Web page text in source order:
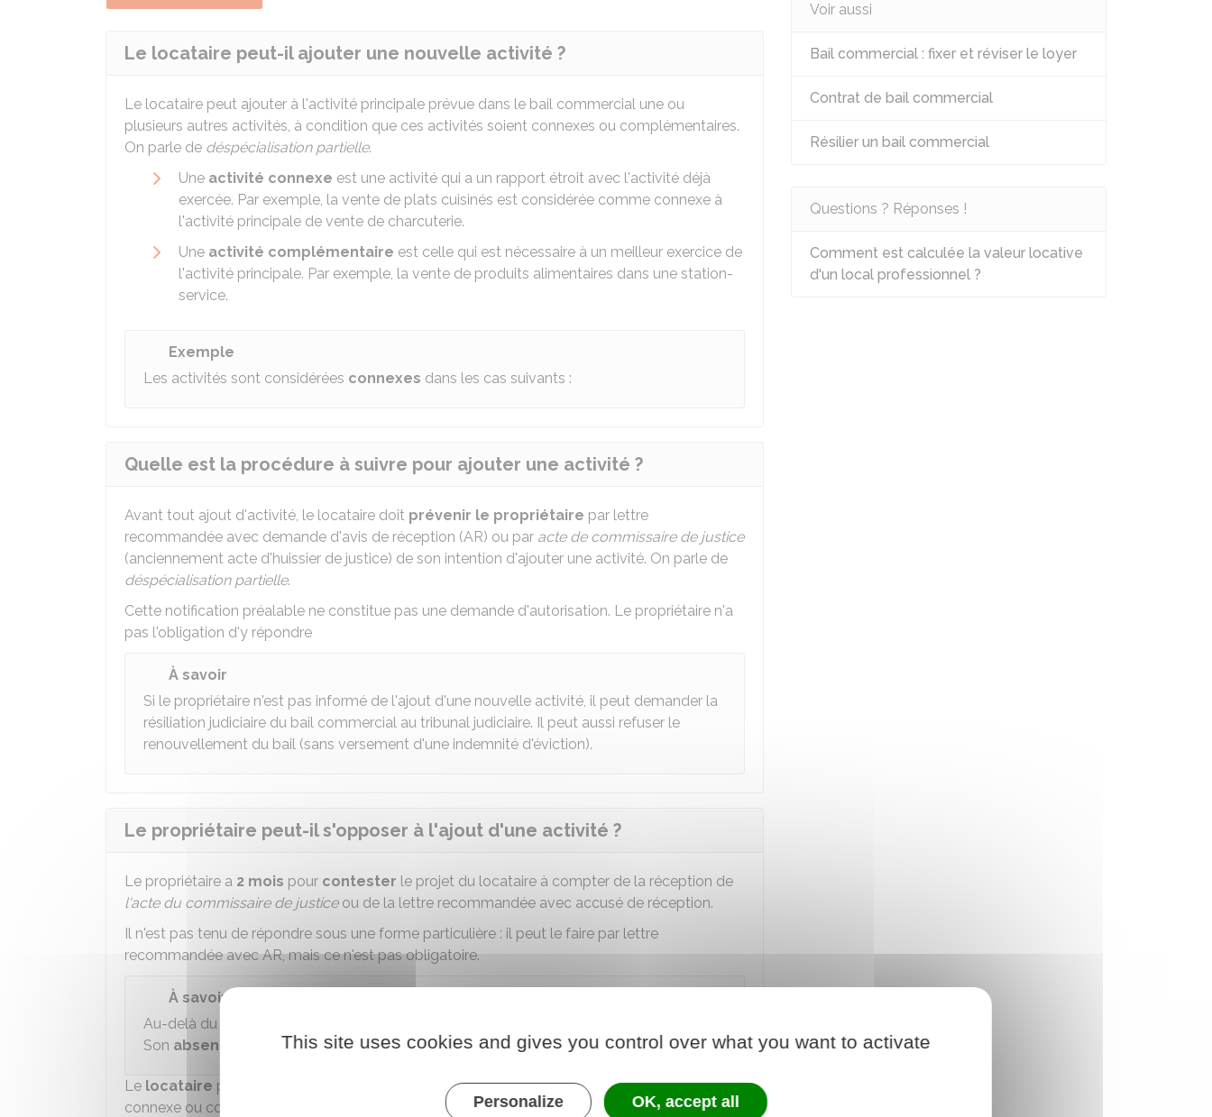
Le locataire peut-il ajouter une nouvelle activité ?
Le locataire peut ajouter à l'activité principale prévue dans le bail commercial une ou
plusieurs autres activités, à condition que ces activités soient connexes ou complémentaires.
On parle de déspécialisation partielle.
Une activité connexe est une activité qui a un rapport étroit avec l'activité déjà
exercée. Par exemple, la vente de plats cuisinés est considérée comme connexe à
l'activité principale de vente de charcuterie.
Une activité complémentaire est celle qui est nécessaire à un meilleur exercice de
l'activité principale. Par exemple, la vente de produits alimentaires dans une station-
service.
Exemple
Les activités sont considérées connexes dans les cas suivants :
Quelle est la procédure à suivre pour ajouter une activité ?
Avant tout ajout d'activité, le locataire doit prévenir le propriétaire par lettre
recommandée avec demande d'avis de réception (AR) ou par acte de commissaire de justice
(anciennement acte d'huissier de justice) de son intention d'ajouter une activité. On parle de
déspécialisation partielle.
Cette notification préalable ne constitue pas une demande d'autorisation. Le propriétaire n'a
pas l'obligation d'y répondre
À savoir
Si le propriétaire n'est pas informé de l'ajout d'une nouvelle activité, il peut demander la
résiliation judiciaire du bail commercial au tribunal judiciaire. Il peut aussi refuser le
renouvellement du bail (sans versement d'une indemnité d'éviction).
Le propriétaire peut-il s'opposer à l'ajout d'une activité ?
Le propriétaire a 2 mois pour contester le projet du locataire à compter de la réception de
l'acte du commissaire de justiceou de la lettre recommandée avec accusé de réception.
Il n'est pas tenu de répondre sous une forme particulière : il peut le faire par lettre
recommandée avec AR, mais ce n'est pas obligatoire.
À savoir
Au-delà du délai de 2 mois, le propriétaire ne peut plus contester l'ajout de l'activité.
Son absence de réponsedans le délai de 2 mois vaut acceptation du projet.
Le locataire pourra ensuite saisir le tribunal judiciairepour faire reconnaître le caractère
connexe ou complémentaire de la nouvelle activité envisagée.
Voir aussi
Bail commercial : fixer et réviser le loyer
Contrat de bail commercial
Résilier un bail commercial
Questions ? Réponses !
Comment est calculée la valeur locative
d'un local professionnel ?
This site uses cookies and gives you control over what you want to activate
Personalize OK, accept all